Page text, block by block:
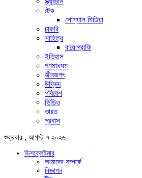
টেক
সোশ্যাল মিডিয়া
চাকরি
সাহিত্য
বায়োগ্রাফি
ইতিহাস
গণমাধ্যম
জীবজগৎ
উদ্ভিদ
পরিবেশ
ভিডিও
ভারত
প্রবাস
শুক্রবার , আগস্ট ৭ ২০২৬
ডিসক্লেইমার
আমাদের সম্পর্কে
বিজ্ঞাপন